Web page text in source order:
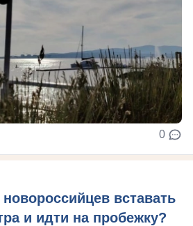
0
вставать
и идти на пробежку?